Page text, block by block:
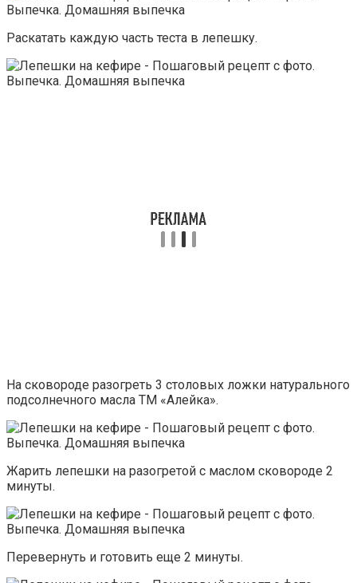
Раскатать каждую часть теста в лепешку.
На сковороде разогреть 3 столовых ложки натурального
подсолнечного масла ТМ «Алейка».
Жарить лепешки на разогретой с маслом сковороде 2
минуты.
Перевернуть и готовить еще 2 минуты.